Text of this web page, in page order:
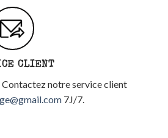
CLIENT
Contactez notre service client
7J/7.